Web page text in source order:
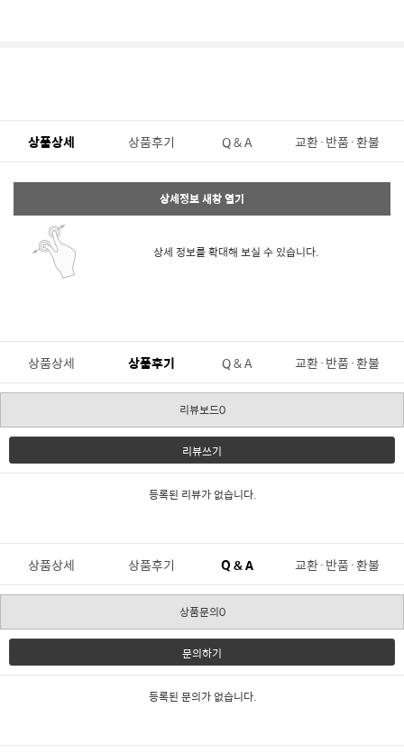
상품상세 상품후기 Q & A 교환·반품·환불
상세정보 새창 열기
상세 정보를 확대해 보실 수 있습니다.
상품상세 상품후기 Q & A 교환·반품·환불
리뷰보드0
리뷰쓰기
등록된 리뷰가 없습니다.
상품상세 상품후기 Q & A 교환·반품·환불
상품문의0
문의하기
등록된 문의가 없습니다.